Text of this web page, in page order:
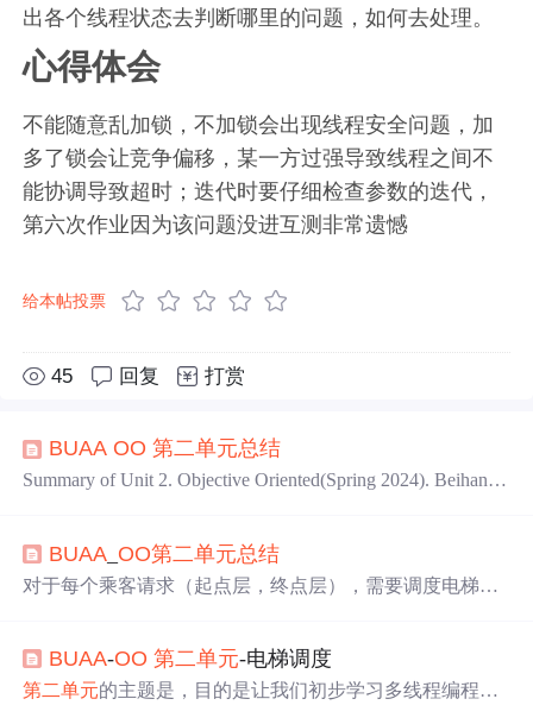
出各个线程状态去判断哪里的问题，如何去处理。
心得体会
不能随意乱加锁，不加锁会出现线程安全问题，加
多了锁会让竞争偏移，某一方过强导致线程之间不
能协调导致超时；迭代时要仔细检查参数的迭代，
第六次作业因为该问题没进互测非常遗憾
给本帖投票
45 回复 打赏
BUAA OO 第二单元总结
Summary of Unit 2. Objective Oriented(Spring 2024). Beihang
BUAA OO第二单元总结
对于每个乘客请求（起点层，终点层），需要调度电梯将
乘客进出电梯来将乘客从起点层运送到终点层。在本次作
业中，每个乘客请求均指定了一部电梯负责接送该乘客。
BUAA-OO 第二单元-电梯调度
第二单元的主题是，目的是让我们初步学习多线程编程，